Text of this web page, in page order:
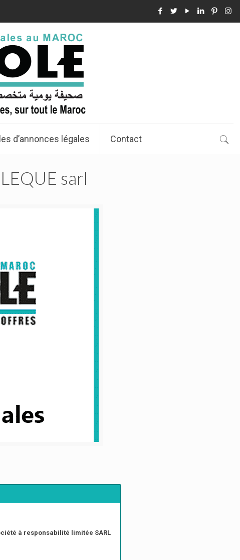
d’annonces légales Contact
sarl
à responsabilité limitée SARL